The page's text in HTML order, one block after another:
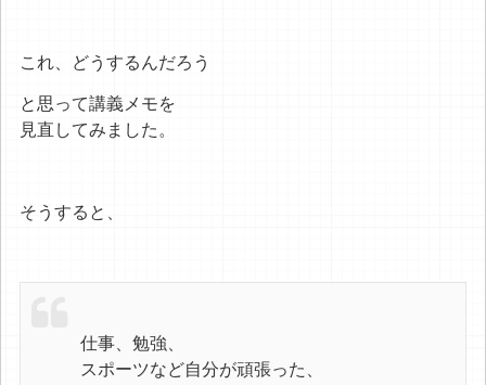
これ、どうするんだろう
と思って講義メモを
見直してみました。
そうすると、
仕事、勉強、
スポーツなど自分が頑張った、